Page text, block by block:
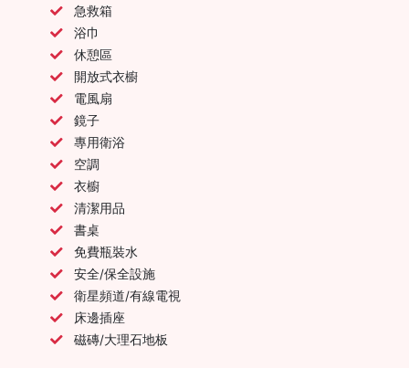
急救箱
浴巾
休憩區
開放式衣櫥
電風扇
鏡子
專用衛浴
空調
衣櫥
清潔用品
書桌
免費瓶裝水
安全/保全設施
衛星頻道/有線電視
床邊插座
磁磚/大理石地板